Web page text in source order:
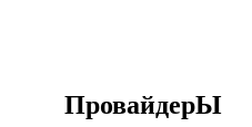
ПровайдерЫ